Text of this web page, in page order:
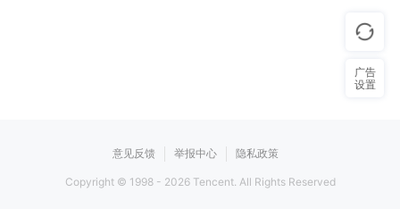
意见反馈 举报中心 隐私政策
Copyright © 1998 - 2026Tencent. All Rights Reserved
广告
设置